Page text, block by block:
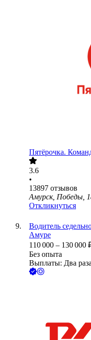
Пятёрочка.
3.6
•
13897 отзывов
Амурск, Победы,
Откликнуться
Водитель
Амуре
110 000 – 130 000
Без опыта
Выплаты: Два